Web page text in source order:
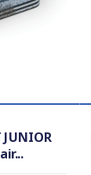
JUNIOR